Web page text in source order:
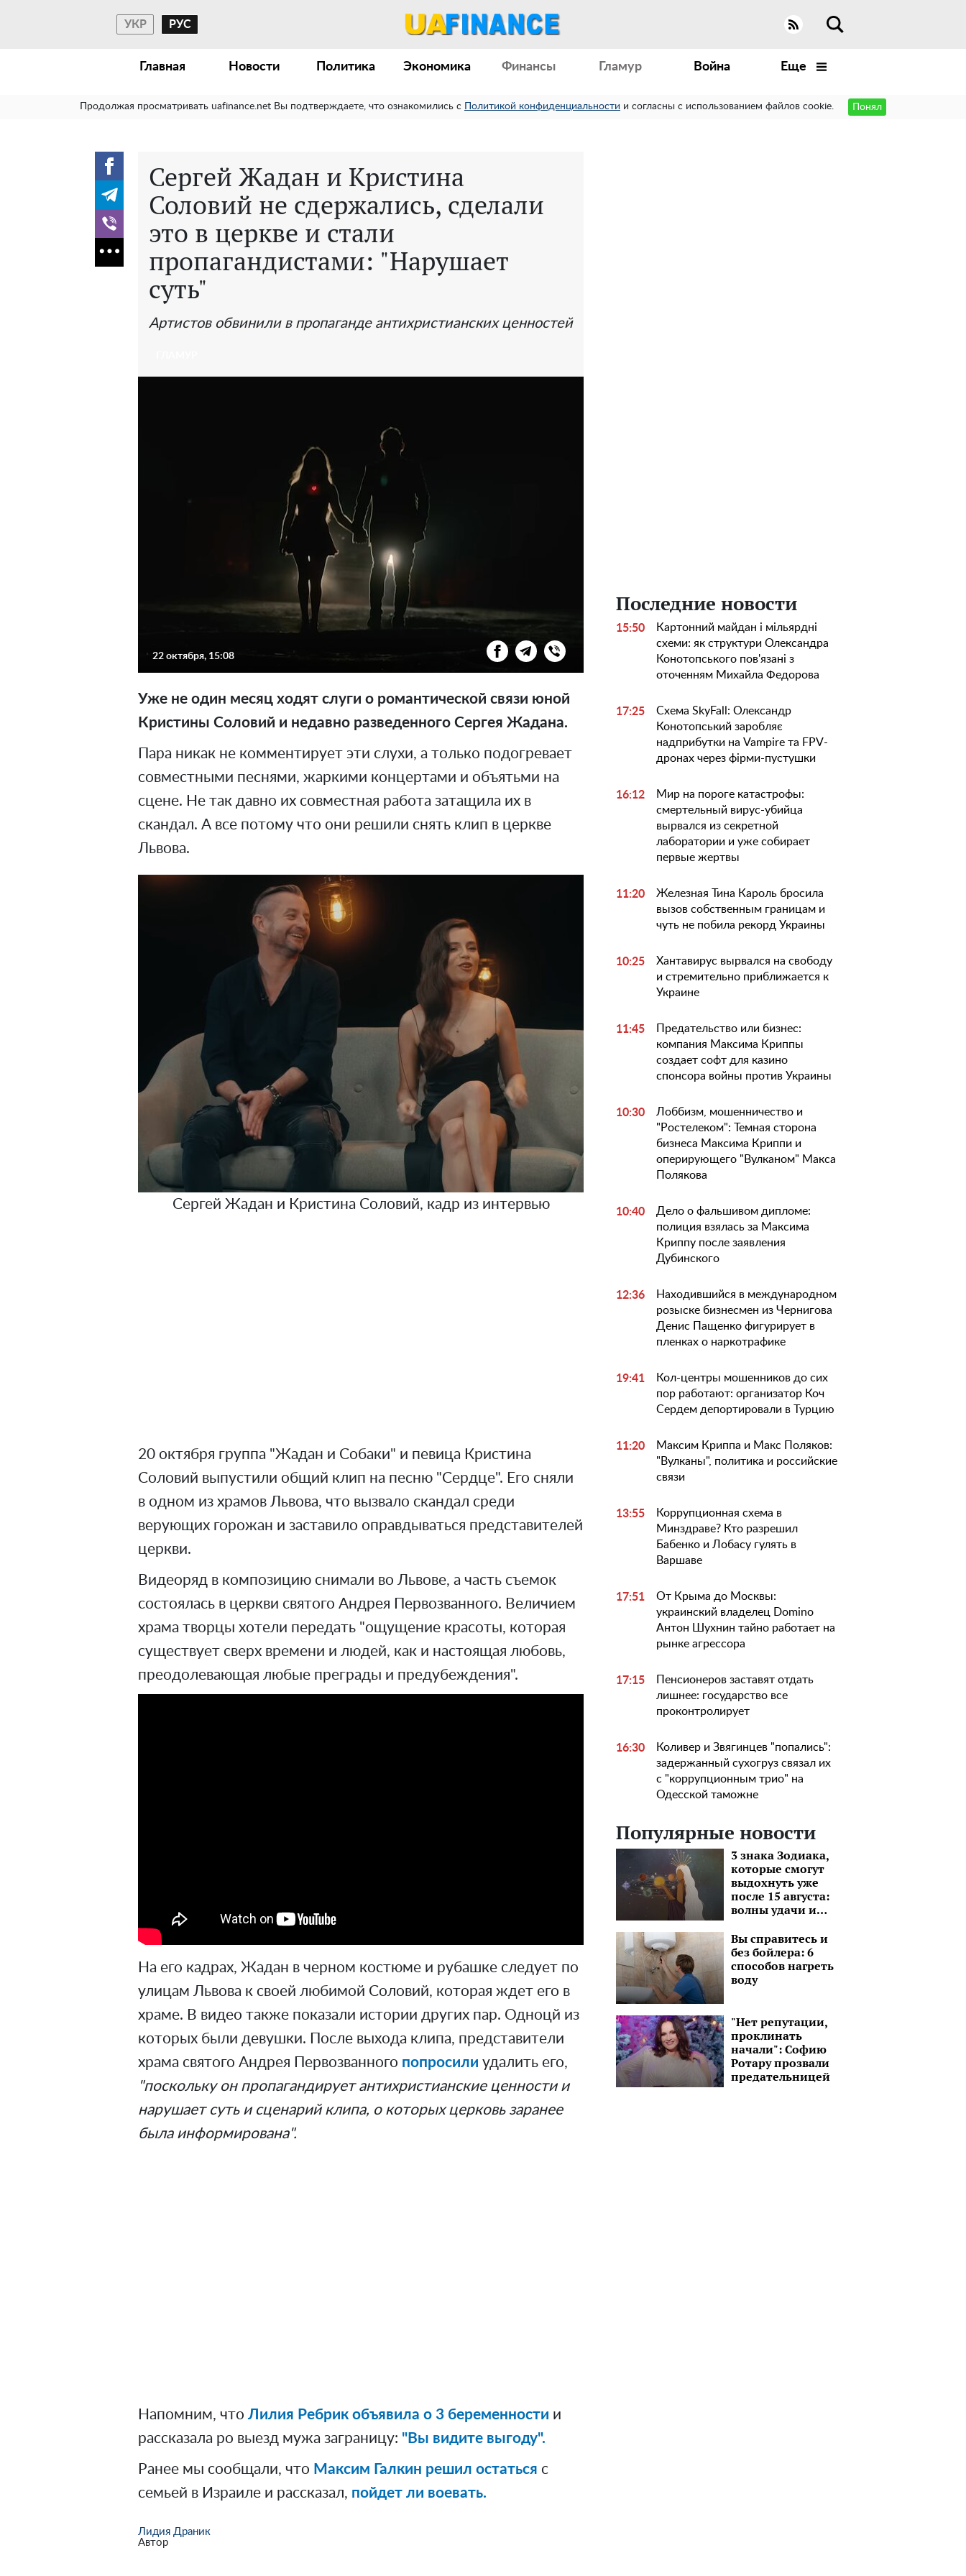
УКР РУС
Главная Новости Политика Экономика Финансы Гламур Война Еще
Продолжая просматривать uafinance.net Вы подтверждаете, что ознакомились с Политикой конфиденциальности и согласны с использованием файлов cookie. Понял
Сергей Жадан и Кристина
Соловий не сдержались, сделали
это в церкве и стали
пропагандистами: "Нарушает
суть"
Артистов обвинили в пропаганде антихристианских ценностей
22 октября, 15:08
Уже не один месяц ходят слуги о романтической связи юной
Кристины Соловий и недавно разведенного Сергея Жадана.
Пара никак не комментирует эти слухи, а только подогревает
совместными песнями, жаркими концертами и объятьми на
сцене. Не так давно их совместная работа затащила их в
скандал. А все потому что они решили снять клип в церкве
Львова.
Сергей Жадан и Кристина Соловий, кадр из интервью
20 октября группа "Жадан и Собаки" и певица Кристина
Соловий выпустили общий клип на песню "Сердце". Его сняли
в одном из храмов Львова, что вызвало скандал среди
верующих горожан и заставило оправдываться представителей
церкви.
Видеоряд в композицию снимали во Львове, а часть съемок
состоялась в церкви святого Андрея Первозванного. Величием
храма творцы хотели передать "ощущение красоты, которая
существует сверх времени и людей, как и настоящая любовь,
преодолевающая любые преграды и предубеждения".
На его кадрах, Жадан в черном костюме и рубашке следует по
улицам Львова к своей любимой Соловий, которая ждет его в
храме. В видео также показали истории других пар. Одноцй из
которых были девушки. После выхода клипа, представители
храма святого Андрея Первозванного попросили удалить его,
"поскольку он пропагандирует антихристианские ценности и
нарушает суть и сценарий клипа, о которых церковь заранее
была информирована".
Напомним, что Лилия Ребрик объявила о 3 беременности и
рассказала ро выезд мужа заграницу: "Вы видите выгоду".
Ранее мы сообщали, что Максим Галкин решил остаться с
семьей в Израиле и рассказал, пойдет ли воевать.
Лидия Драник
Автор
Последние новости
15:50
Картонний майдан і мільярдні
схеми: як структури Олександра
Конотопського пов'язані з
оточенням Михайла Федорова
17:25
Схема SkyFall: Олександр
Конотопський заробляє
надприбутки на Vampire та FPV-
дронах через фірми-пустушки
16:12
Мир на пороге катастрофы:
смертельный вирус-убийца
вырвался из секретной
лаборатории и уже собирает
первые жертвы
11:20
Железная Тина Кароль бросила
вызов собственным границам и
чуть не побила рекорд Украины
10:25
Хантавирус вырвался на свободу
и стремительно приближается к
Украине
11:45
Предательство или бизнес:
компания Максима Криппы
создает софт для казино
спонсора войны против Украины
10:30
Лоббизм, мошенничество и
"Ростелеком": Темная сторона
бизнеса Максима Криппи и
оперирующего "Вулканом" Макса
Полякова
10:40
Дело о фальшивом дипломе:
полиция взялась за Максима
Криппу после заявления
Дубинского
12:36
Находившийся в международном
розыске бизнесмен из Чернигова
Денис Пащенко фигурирует в
пленках о наркотрафике
19:41
Кол-центры мошенников до сих
пор работают: организатор Коч
Сердем депортировали в Турцию
11:20
Максим Криппа и Макс Поляков:
"Вулканы", политика и российские
связи
13:55
Коррупционная схема в
Минздраве? Кто разрешил
Бабенко и Лобасу гулять в
Варшаве
17:51
От Крыма до Москвы:
украинский владелец Domino
Антон Шухнин тайно работает на
рынке агрессора
17:15
Пенсионеров заставят отдать
лишнее: государство все
проконтролирует
16:30
Коливер и Звягинцев "попались":
задержанный сухогруз связал их
с "коррупционным трио" на
Одесской таможне
Популярные новости
3 знака Зодиака,
которые смогут
выдохнуть уже
после 15 августа:
волны удачи и
Вы справитесь и
без бойлера: 6
способов нагреть
воду
"Нет репутации,
проклинать
начали": Софию
Ротару прозвали
предательницей